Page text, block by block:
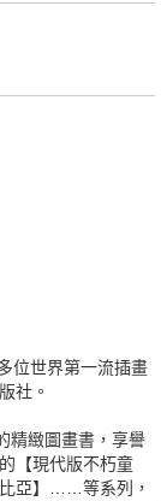
位世界第一流插畫
社。
精緻圖畫書，享譽
【現代版不朽童
亞】……等系列，